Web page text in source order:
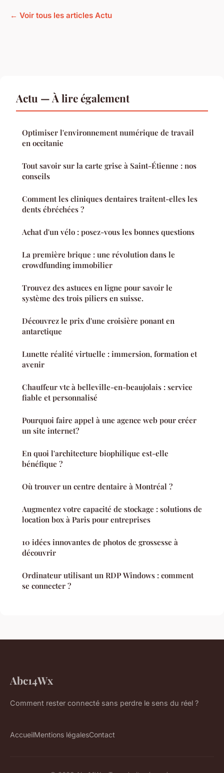
← Voir tous les articles Actu
Actu — À lire également
Optimiser l'environnement numérique de travail
en occitanie
Tout savoir sur la carte grise à Saint-Étienne : nos
conseils
Comment les cliniques dentaires traitent-elles les
dents ébréchées ?
Achat d'un vélo : posez-vous les bonnes questions
La première brique : une révolution dans le
crowdfunding immobilier
Trouvez des astuces en ligne pour savoir le
système des trois piliers en suisse.
Découvrez le prix d'une croisière ponant en
antarctique
Lunette réalité virtuelle : immersion, formation et
avenir
Chauffeur vtc à belleville-en-beaujolais : service
fiable et personnalisé
Pourquoi faire appel à une agence web pour créer
un site internet?
En quoi l'architecture biophilique est-elle
bénéfique ?
Où trouver un centre dentaire à Montréal ?
Augmentez votre capacité de stockage : solutions de
location box à Paris pour entreprises
10 idées innovantes de photos de grossesse à
découvrir
Ordinateur utilisant un RDP Windows : comment
se connecter ?
Abc14Wx
Comment rester connecté sans perdre le sens du réel ?
AccueilMentions légalesContact